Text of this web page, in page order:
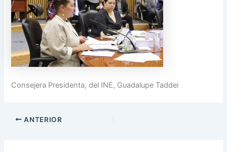
Consejera Presidenta, del INE, Guadalupe Taddei
ANTERIOR